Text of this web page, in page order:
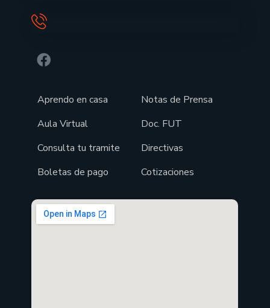
Aprendo en casa
Aula Virtual
Consulta tu tramite
Boletas de pago
Notas de Prensa
Doc. FUT
Directivas
Cotizaciones